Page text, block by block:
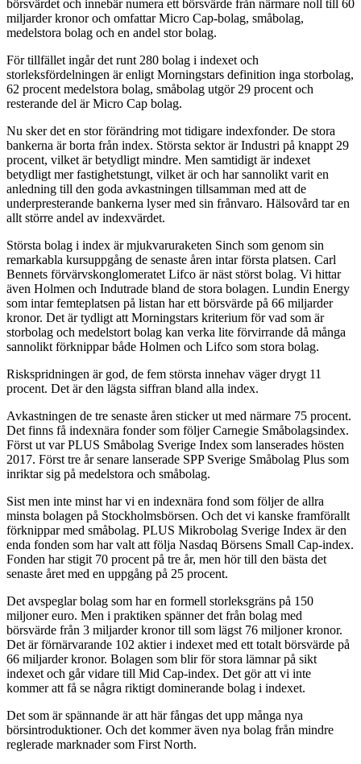
börsvärdet och innebär numera ett börsvärde från närmare noll till 60
miljarder kronor och omfattar Micro Cap-bolag, småbolag,
medelstora bolag och en andel stor bolag.
För tillfället ingår det runt 280 bolag i indexet och
storleksfördelningen är enligt Morningstars definition inga storbolag,
62 procent medelstora bolag, småbolag utgör 29 procent och
resterande del är Micro Cap bolag.
Nu sker det en stor förändring mot tidigare indexfonder. De stora
bankerna är borta från index. Största sektor är Industri på knappt 29
procent, vilket är betydligt mindre. Men samtidigt är indexet
betydligt mer fastighetstungt, vilket är och har sannolikt varit en
anledning till den goda avkastningen tillsamman med att de
underpresterande bankerna lyser med sin frånvaro. Hälsovård tar en
allt större andel av indexvärdet.
Största bolag i index är mjukvaruraketen Sinch som genom sin
remarkabla kursuppgång de senaste åren intar första platsen. Carl
Bennets förvärvskonglomeratet Lifco är näst störst bolag. Vi hittar
även Holmen och Indutrade bland de stora bolagen. Lundin Energy
som intar femteplatsen på listan har ett börsvärde på 66 miljarder
kronor. Det är tydligt att Morningstars kriterium för vad som är
storbolag och medelstort bolag kan verka lite förvirrande då många
sannolikt förknippar både Holmen och Lifco som stora bolag.
Riskspridningen är god, de fem största innehav väger drygt 11
procent. Det är den lägsta siffran bland alla index.
Avkastningen de tre senaste åren sticker ut med närmare 75 procent.
Det finns få indexnära fonder som följer Carnegie Småbolagsindex.
Först ut var PLUS Småbolag Sverige Index som lanserades hösten
2017. Först tre år senare lanserade SPP Sverige Småbolag Plus som
inriktar sig på medelstora och småbolag.
Sist men inte minst har vi en indexnära fond som följer de allra
minsta bolagen på Stockholmsbörsen. Och det vi kanske framförallt
förknippar med småbolag. PLUS Mikrobolag Sverige Index är den
enda fonden som har valt att följa Nasdaq Börsens Small Cap-index.
Fonden har stigit 70 procent på tre år, men hör till den bästa det
senaste året med en uppgång på 25 procent.
Det avspeglar bolag som har en formell storleksgräns på 150
miljoner euro. Men i praktiken spänner det från bolag med
börsvärde från 3 miljarder kronor till som lägst 76 miljoner kronor.
Det är förnärvarande 102 aktier i indexet med ett totalt börsvärde på
66 miljarder kronor. Bolagen som blir för stora lämnar på sikt
indexet och går vidare till Mid Cap-index. Det gör att vi inte
kommer att få se några riktigt dominerande bolag i indexet.
Det som är spännande är att här fångas det upp många nya
börsintroduktioner. Och det kommer även nya bolag från mindre
reglerade marknader som First North.